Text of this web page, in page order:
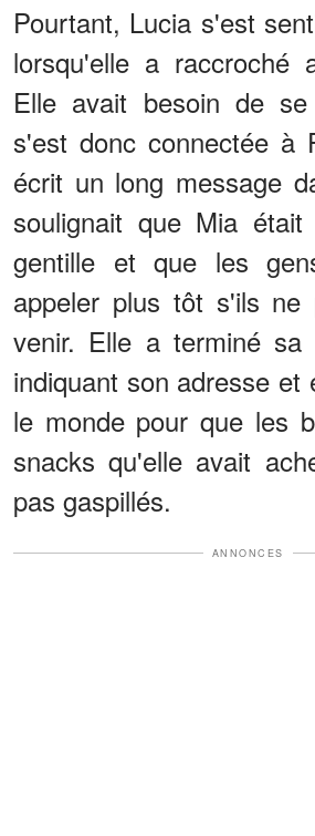
Pourtant, Lucia s'est
lorsqu'elle a raccroché
Elle avait besoin de
s'est donc connectée à
écrit un long message
soulignait que Mia
gentille et que les
appeler plus tôt s'ils ne
venir. Elle a terminé sa
indiquant son adresse et
le monde pour que les
snacks qu'elle avait
pas gaspillés.
ANNONCES